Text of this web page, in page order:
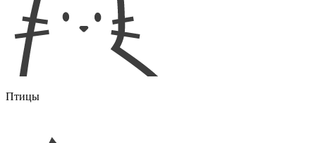
Птицы